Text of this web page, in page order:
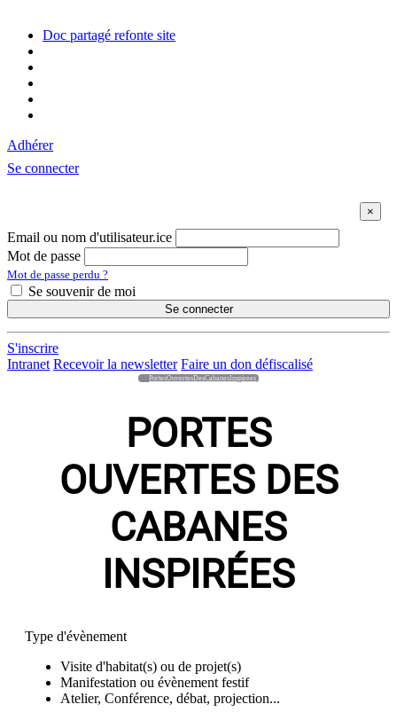
Doc partagé refonte site
Adhérer
Se connecter
Email ou nom d'utilisateur.ice
Mot de passe
Mot de passe perdu ?
Se souvenir de moi
Se connecter
S'inscrire
Intranet Recevoir la newsletter Faire un don défiscalisé
PortesOuvertesDesCabanesInspirees
PORTES
OUVERTES DES
CABANES
INSPIRÉES
Type d'évènement
Visite d'habitat(s) ou de projet(s)
Manifestation ou évènement festif
Atelier, Conférence, débat, projection...